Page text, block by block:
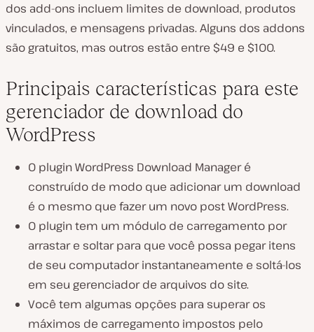
dos add-ons incluem limites de download, produtos
vinculados, e mensagens privadas. Alguns dos addons
são gratuitos, mas outros estão entre $49 e $100.
Principais características para este
gerenciador de download do
WordPress
O plugin WordPress Download Manager é
construído de modo que adicionar um download
é o mesmo que fazer um novo post WordPress.
O plugin tem um módulo de carregamento por
arrastar e soltar para que você possa pegar itens
de seu computador instantaneamente e soltá-los
em seu gerenciador de arquivos do site.
Você tem algumas opções para superar os
máximos de carregamento impostos pelo